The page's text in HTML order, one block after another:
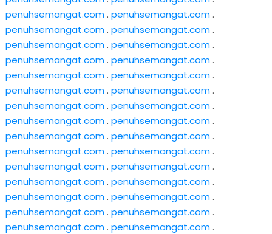
penuhsemangat.com. penuhsemangat.com.
penuhsemangat.com. penuhsemangat.com.
penuhsemangat.com. penuhsemangat.com.
penuhsemangat.com. penuhsemangat.com.
penuhsemangat.com. penuhsemangat.com.
penuhsemangat.com. penuhsemangat.com.
penuhsemangat.com. penuhsemangat.com.
penuhsemangat.com. penuhsemangat.com.
penuhsemangat.com. penuhsemangat.com.
penuhsemangat.com. penuhsemangat.com.
penuhsemangat.com. penuhsemangat.com.
penuhsemangat.com. penuhsemangat.com.
penuhsemangat.com. penuhsemangat.com.
penuhsemangat.com. penuhsemangat.com.
penuhsemangat.com. penuhsemangat.com.